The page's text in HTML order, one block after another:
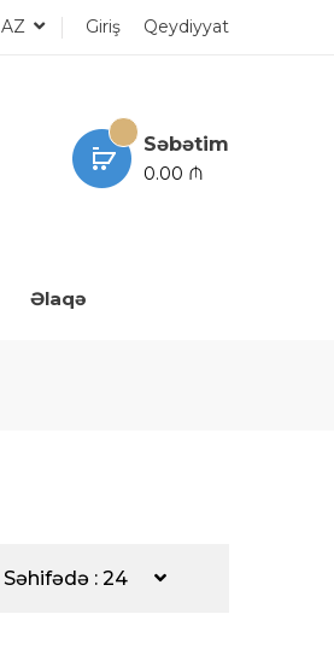
AZ Giriş Qeydiyyat
Səbətim
0.00 ₼
Əlaqə
Səhifədə : 24